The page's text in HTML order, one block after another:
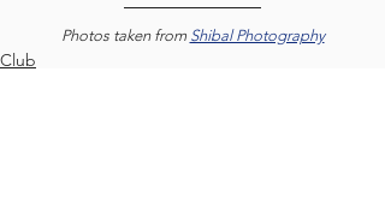
Photos taken from Shibal Photography
Club